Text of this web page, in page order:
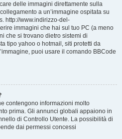
delle immagini direttamente sulla
a un’immagine ospitata su
http://www.indirizzo-del-
immagini che hai sul tuo PC (a meno
che si trovano dietro sistemi di
tipo yahoo o hotmail, siti protetti da
puoi usare il comando BBCode
contengono informazioni molto
prima. Gli annunci globali appaiono in
di Controllo Utente. La possibilità di
dai permessi concessi